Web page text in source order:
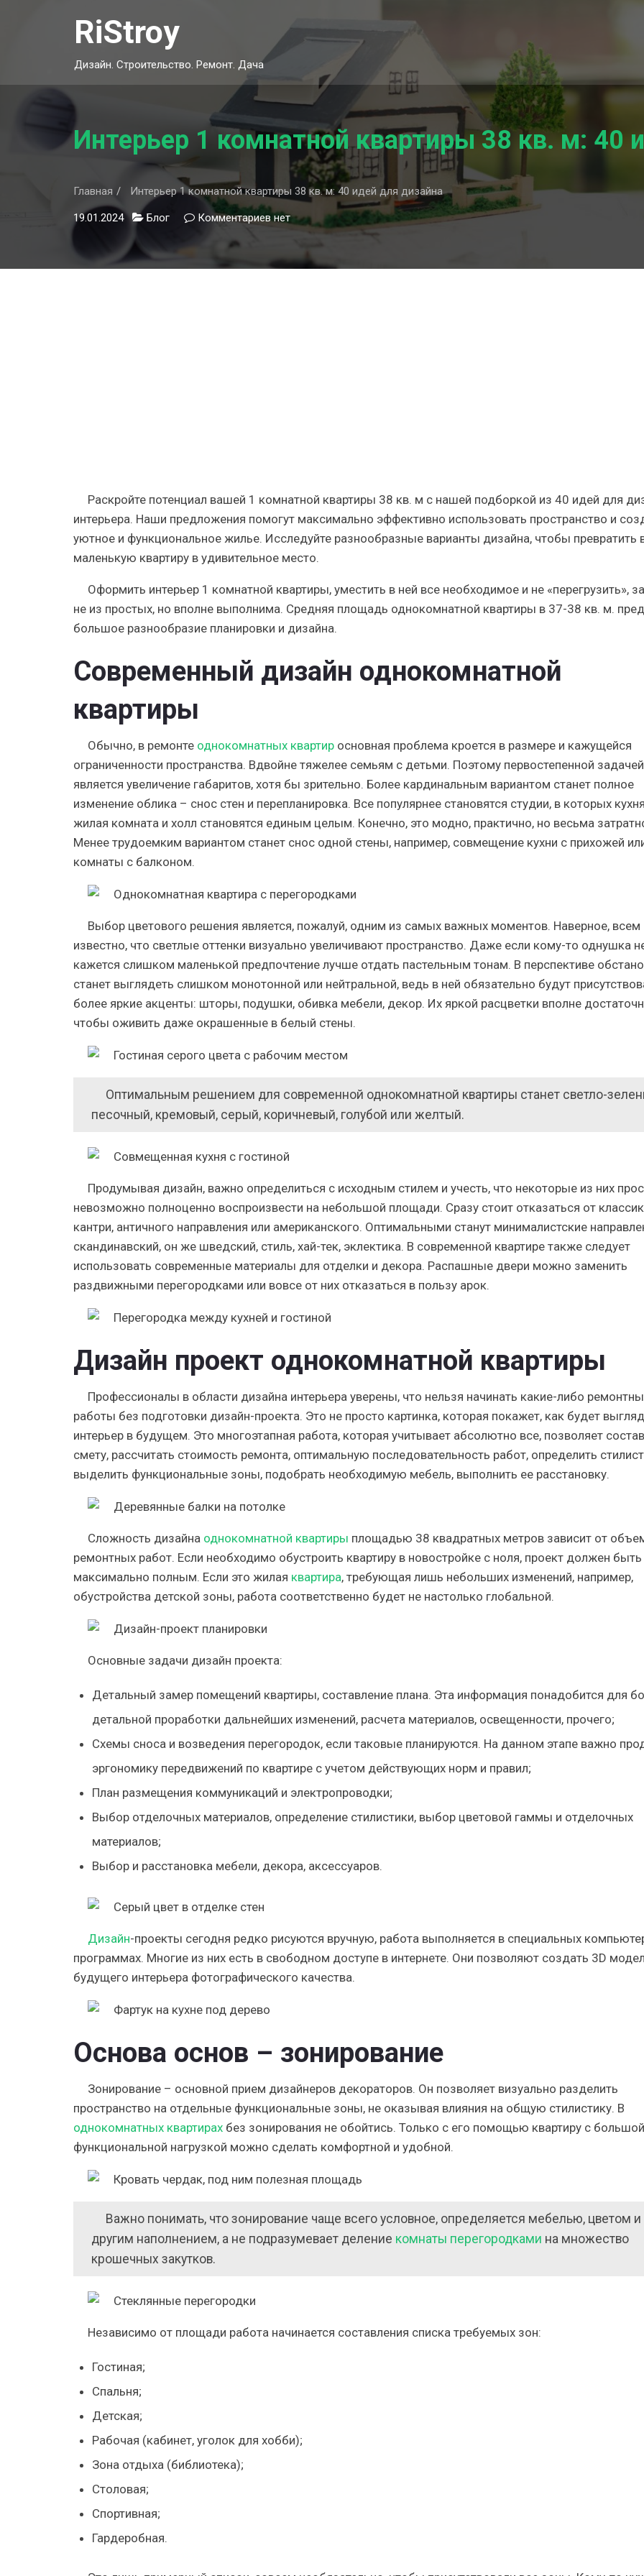
RiStroy
Дизайн. Строительство. Ремонт. Дача
Интерьер 1 комнатной квартиры 38 кв. м: 40
Главная Интерьер 1 комнатной квартиры 38 кв. м: 40 идей для дизайна
19.01.2024 Блог Комментариевк
1
нет
Раскройте потенциал вашей 1 комнатной квартиры 38 кв. м с нашей подборкой из 40 идей для
интерьера. Наши предложения помогут максимально эффективно использовать пространство и
уютное и функциональное жилье. Исследуйте разнообразные варианты дизайна, чтобы превратить
маленькую квартиру в удивительное место.
Оформить интерьер 1 комнатной квартиры, уместить в ней все необходимое и не «перегрузить»,
не из простых, но вполне выполнима. Средняя площадь однокомнатной квартиры в 37-38 кв. м.
большое разнообразие планировки и дизайна.
Современный дизайн однокомнатной
квартиры
Обычно, в ремонте однокомнатных квартир основная проблема кроется в размере и кажущейся
ограниченности пространства. Вдвойне тяжелее семьям с детьми. Поэтому первостепенной задачей
является увеличение габаритов, хотя бы зрительно. Более кардинальным вариантом станет полное
изменение облика – снос стен и перепланировка. Все популярнее становятся студии, в которых
жилая комната и холл становятся единым целым. Конечно, это модно, практично, но весьма
Менее трудоемким вариантом станет снос одной стены, например, совмещение кухни с прихожей
комнаты с балконом.
Выбор цветового решения является, пожалуй, одним из самых важных моментов. Наверное, всем
известно, что светлые оттенки визуально увеличивают пространство. Даже если кому-то однушка
кажется слишком маленькой предпочтение лучше отдать пастельным тонам. В перспективе
станет выглядеть слишком монотонной или нейтральной, ведь в ней обязательно будут
более яркие акценты: шторы, подушки, обивка мебели, декор. Их яркой расцветки вполне
чтобы оживить даже окрашенные в белый стены.
Оптимальным решением для современной однокомнатной квартиры станет светло-
песочный, кремовый, серый, коричневый, голубой или желтый.
Продумывая дизайн, важно определиться с исходным стилем и учесть, что некоторые из них
невозможно полноценно воспроизвести на небольшой площади. Сразу стоит отказаться от
кантри, античного направления или американского. Оптимальными станут минималистские
скандинавский, он же шведский, стиль, хай-тек, эклектика. В современной квартире также следует
использовать современные материалы для отделки и декора. Распашные двери можно заменить
раздвижными перегородками или вовсе от них отказаться в пользу арок.
Дизайн проект однокомнатной квартиры
Профессионалы в области дизайна интерьера уверены, что нельзя начинать какие-либо
работы без подготовки дизайн-проекта. Это не просто картинка, которая покажет, как будет
интерьер в будущем. Это многоэтапная работа, которая учитывает абсолютно все, позволяет
смету, рассчитать стоимость ремонта, оптимальную последовательность работ, определить
выделить функциональные зоны, подобрать необходимую мебель, выполнить ее расстановку.
Сложность дизайна однокомнатной квартиры площадью 38 квадратных метров зависит от
ремонтных работ. Если необходимо обустроить квартиру в новостройке с ноля, проект должен быть
максимально полным. Если это жилая квартира, требующая лишь небольших изменений, например,
обустройства детской зоны, работа соответственно будет не настолько глобальной.
Основные задачи дизайн проекта:
Детальный замер помещений квартиры, составление плана. Эта информация понадобится для
детальной проработки дальнейших изменений, расчета материалов, освещенности, прочего;
Схемы сноса и возведения перегородок, если таковые планируются. На данном этапе важно
эргономику передвижений по квартире с учетом действующих норм и правил;
План размещения коммуникаций и электропроводки;
Выбор отделочных материалов, определение стилистики, выбор цветовой гаммы и отделочных
материалов;
Выбор и расстановка мебели, декора, аксессуаров.
Дизайн-проекты сегодня редко рисуются вручную, работа выполняется в специальных
программах. Многие из них есть в свободном доступе в интернете. Они позволяют создать 3D
будущего интерьера фотографического качества.
Основа основ – зонирование
Зонирование – основной прием дизайнеров декораторов. Он позволяет визуально разделить
пространство на отдельные функциональные зоны, не оказывая влияния на общую стилистику. В
однокомнатных квартирах без зонирования не обойтись. Только с его помощью квартиру с большой
функциональной нагрузкой можно сделать комфортной и удобной.
Важно понимать, что зонирование чаще всего условное, определяется мебелью, цветом и
другим наполнением, а не подразумевает деление комнаты перегородками на множество
крошечных закутков.
Независимо от площади работа начинается составления списка требуемых зон:
Гостиная;
Спальня;
Детская;
Рабочая (кабинет, уголок для хобби);
Зона отдыха (библиотека);
Столовая;
Спортивная;
Гардеробная.